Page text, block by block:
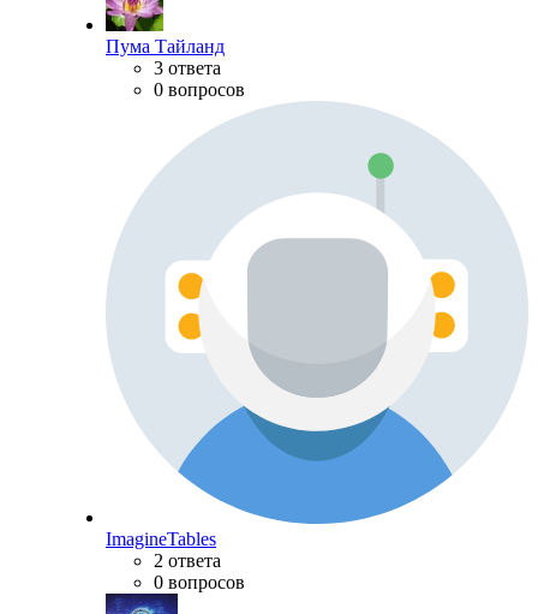
Пума Тайланд
3 ответа
0 вопросов
ImagineTables
2 ответа
0 вопросов